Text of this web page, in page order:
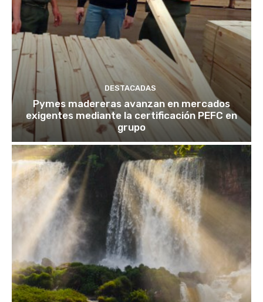
DESTACADAS
Pymes madereras avanzan en mercados
exigentes mediante la certificación PEFC en
grupo